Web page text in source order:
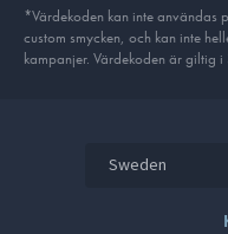
*Värdekoden kan inte användas
custom smycken, och kan inte
kampanjer. Värdekoden är giltig
Sweden